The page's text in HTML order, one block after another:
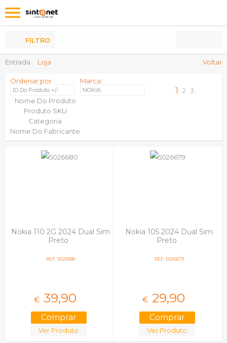
Entrada Loja Voltar
FILTRO
Ordenar por
ID Do Produto +/-
Nome Do Produto
Produto SKU
Categoria
Nome Do Fabricante
Marca:
NOKIA 1 2 3
Nokia 110 2G 2024 Dual Sim
Preto
REF: 5026680
€ 39,90
Ver Produto
Nokia 105 2024 Dual Sim
Preto
REF: 5026679
€ 29,90
Ver Produto